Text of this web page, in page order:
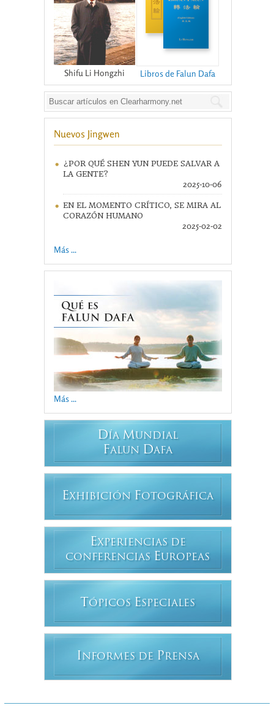
Shifu Li Hongzhi Libros de Falun Dafa
Nuevos Jingwen
¿POR QUÉ SHEN YUN PUEDE SALVAR A
LA GENTE?
2025-10-06
EN EL MOMENTO CRÍTICO, SE MIRA AL
CORAZÓN HUMANO
2025-02-02
Más ...
Más ...
DÍA MUNDIAL
FALUN DAFA
EXHIBICIÓN FOTOGRÁFICA
EXPERIENCIAS DE
CONFERENCIAS EUROPEAS
T ÓPICOS ESPECIALES
INFORMES DE PRENSA